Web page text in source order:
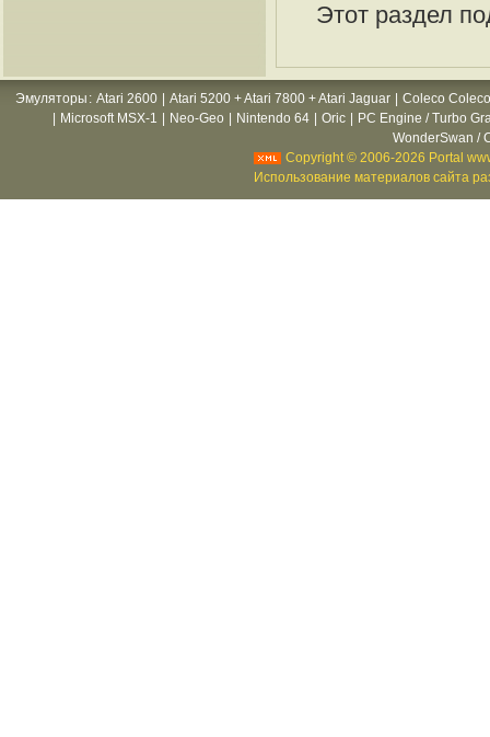
Этот раздел
Эмуляторы : Atari 2600 Atari 5200 + Atari 7800 + Atari Jaguar
Coleco
Microsoft MSX-1 Neo-Geo Nintendo 64 Oric
PC Engine / Turbo
WonderSwan /
Copyright © 2006-2026 Portal
Использование материалов сайта